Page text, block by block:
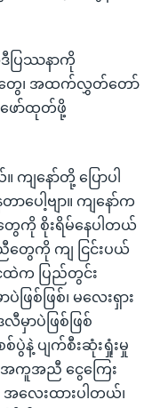
ြဿနာကို
ေ၊ အထက်လွှတ်တော်
ော်ထုတ်ဖို့
ျနော်တို့ ပြောပါ
ေါ့ဗျာ။ ကျနော်က
ကို စိုးရိမ်နေပါတယ်
ေကို ကျ ငြင်းပယ်
ငံထဲက ပြည်တွင်း
ဖြစ်ဖြစ်၊ မလေးရှား
လီမှာပဲဖြစ်ဖြစ်
နဲ့ ပျက်စီးဆုံးရှုံးမှု
ကူအညီ ငွေကြေး
အလေးထားပါတယ်၊